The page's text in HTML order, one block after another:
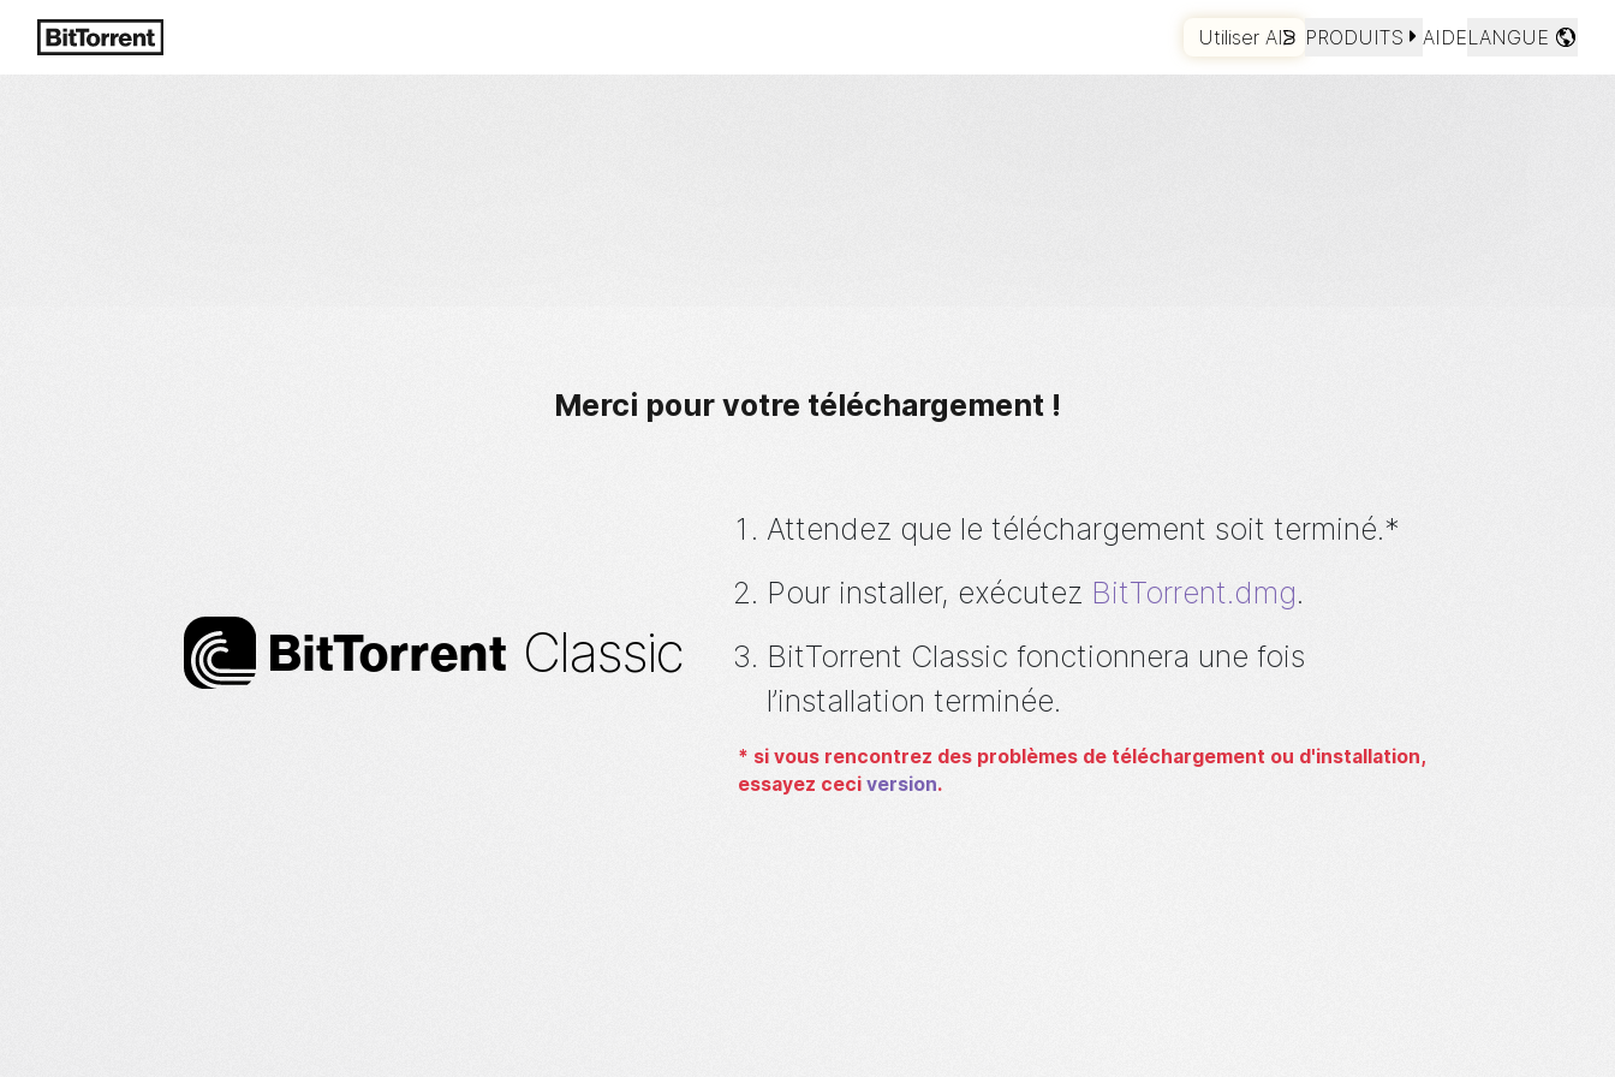
COMMENCER
Utiliser AI PRODUITS AIDELANGUE
Merci pour votre téléchargement !
BitTorrent Classic
Attendez que le téléchargement soit terminé.*
Pour installer, exécutez BitTorrent.dmg.
BitTorrent Classic fonctionnera une fois
l’installation terminée.
* si vous rencontrez des problèmes de téléchargement ou d'installation,
essayez ceci version.